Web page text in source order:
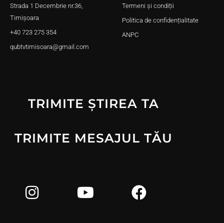
Strada 1 Decembrie nr.36,
Timișoara
+40 723 275 354
qubtvtimisoara@gmail.com
Termeni și condiții
Politica de confidențialitate
ANPC
TRIMITE ȘTIREA TA
TRIMITE MESAJUL TĂU